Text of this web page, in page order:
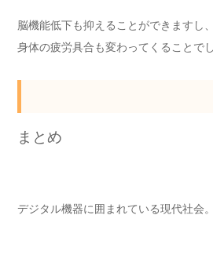
脳機能低下も抑えることができますし
身体の疲労具合も変わってくることでし
まとめ
デジタル機器に囲まれている現代社会。